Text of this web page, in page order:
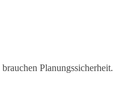
Planungssicherheit.